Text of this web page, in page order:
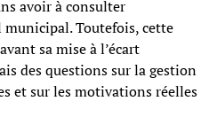
avoir à consulter
Toutefois, cette
sa mise à l’écart
des questions sur la gestion
et sur les motivations réelles